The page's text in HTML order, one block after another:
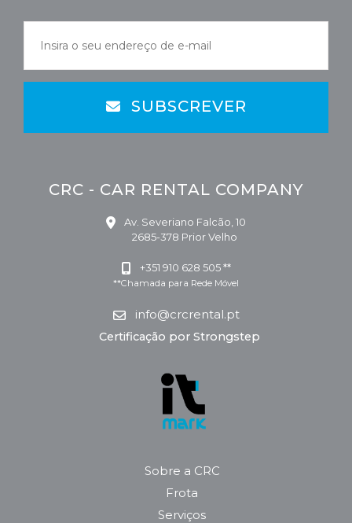
SUBSCREVER
CRC - CAR RENTAL COMPANY
Av. Severiano Falcão, 10
2685-378 Prior Velho
+351 910 628 505 **
**Chamada para Rede Móvel
info@crcrental.pt
Certificação por Strongstep
Sobre a CRC
Frota
Serviços